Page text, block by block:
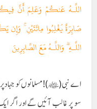
اللَّـهُ عَنكُمْ وَعَلِمَ أَنَّ
صَابِرَةٌ يَغْلِبُوا مِائَتَيْنِ
اللَّـهِ ۗ وَاللَّـهُ مَعَ الصَّابِرِينَ
اے نبی(ﷺ)! مسلمانوں کو جہاد پر
سو پر غالب آئیں گے اور اگر